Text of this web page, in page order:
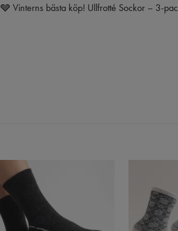
🩶 Vinterns bästa köp! Ullfrotté Sockor – 3-